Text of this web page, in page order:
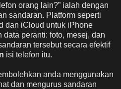
orang lain?” ialah dengan
sandaran. Platform seperti
dan iCloud untuk iPhone
peranti: foto, mesej, dan
tersebut secara efektif
isi telefon itu.
anda menggunakan
dan mengurus sandaran